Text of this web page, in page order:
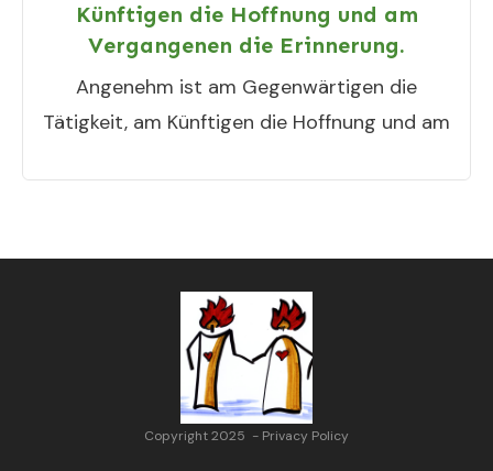
Künftigen die Hoffnung und am
Vergangenen die Erinnerung.
Angenehm ist am Gegenwärtigen die
Tätigkeit, am Künftigen die Hoffnung und am
Copyright 2025 - Privacy Policy